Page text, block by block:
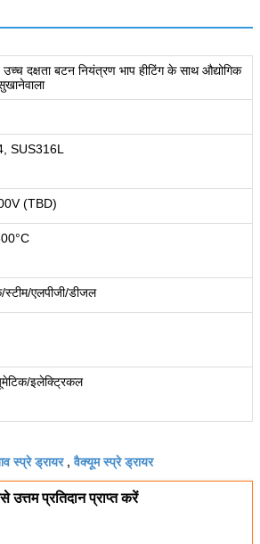
दक्षता बटन नियंत्रण भाप हीटिंग के साथ औद्योगिक
SUS316L
(TBD)
स्टीम/एलपीजी/डीजल
इलेक्ट्रिकल
स्प्रे ड्रायर,वैक्यूम स्प्रे ड्रायर
उत्तम प्रतिदान प्राप्त करें